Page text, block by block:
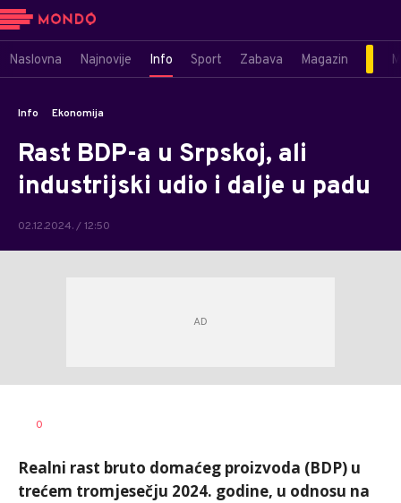
Naslovna Najnovije Info Sport Zabava Magazin
Info Ekonomija
Rast BDP-a u Srpskoj, ali
industrijski udio i dalje u padu
02.12.2024. / 12:50
AUTOR
0
Realni rast bruto domaćeg proizvoda (BDP) u
trećem tromjesečju 2024. godine, u odnosu na